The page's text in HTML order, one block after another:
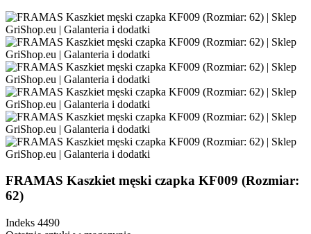
FRAMAS Kaszkiet męski czapka KF009 (Rozmiar:
62)
Indeks 4490